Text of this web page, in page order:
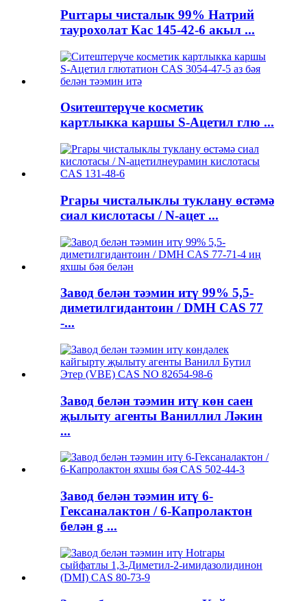
Purгары чисталык 99% Натрий
таурохолат Кас 145-42-6 акыл ...
Osитештерүче косметик
картлыкка каршы S-Ацетил глю ...
Pгары чисталыклы туклану өстәмә
сиал кислотасы / N-ацет ...
Завод белән тәэмин итү 99% 5,5-
диметилгидантоин / DMH CAS 77
-...
Завод белән тәэмин итү көн саен
җылыту агенты Ваниллил Ләкин
...
Завод белән тәэмин итү 6-
Гексаналактон / 6-Капролактон
белән g ...